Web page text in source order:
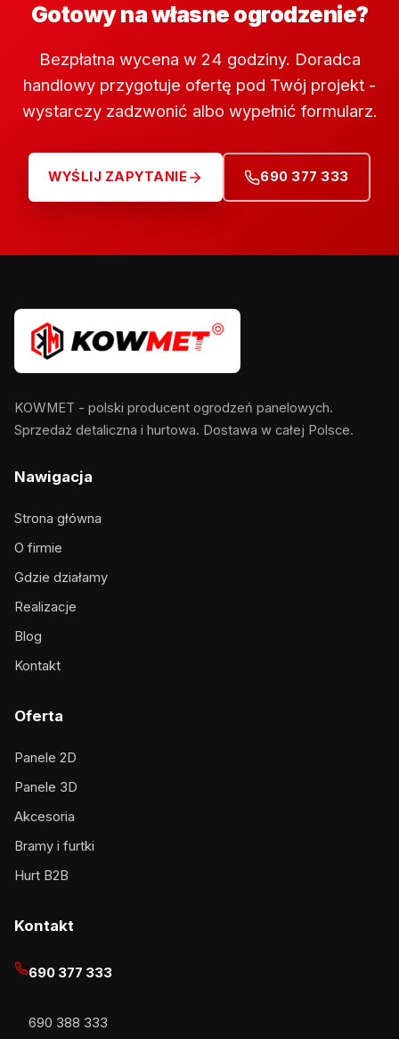
Gotowy na własne ogrodzenie?
Bezpłatna wycena w 24 godziny. Doradca
handlowy przygotuje ofertę pod Twój projekt -
wystarczy zadzwonić albo wypełnić formularz.
WYŚLIJ ZAPYTANIE 690 377 333
KOWMET - polski producent ogrodzeń panelowych.
Sprzedaż detaliczna i hurtowa. Dostawa w całej Polsce.
Nawigacja
Strona główna
O firmie
Gdzie działamy
Realizacje
Blog
Kontakt
Oferta
Panele 2D
Panele 3D
Akcesoria
Bramy i furtki
Hurt B2B
Kontakt
690 377 333
690 388 333